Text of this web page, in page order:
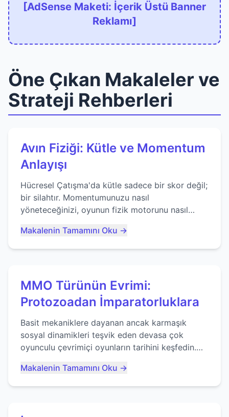
[AdSense Maketi: İçerik Üstü Banner
Reklamı]
Öne Çıkan Makaleler ve
Strateji Rehberleri
Avın Fiziği: Kütle ve Momentum
Anlayışı
Hücresel Çatışma'da kütle sadece bir skor değil;
bir silahtır. Momentumunuzu nasıl
yöneteceğinizi, oyunun fizik motorunu nasıl
ustalaşacağınızı öğrenin...
Makalenin Tamamını Oku →
MMO Türünün Evrimi:
Protozoadan İmparatorluklara
Basit mekaniklere dayanan ancak karmaşık
sosyal dinamikleri teşvik eden devasa çok
oyunculu çevrimiçi oyunların tarihini keşfedin.
Makalenin Tamamını Oku →